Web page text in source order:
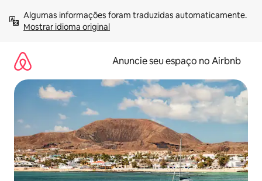
para
Mostrar idioma original
Anuncie seu espaço no Airbnb